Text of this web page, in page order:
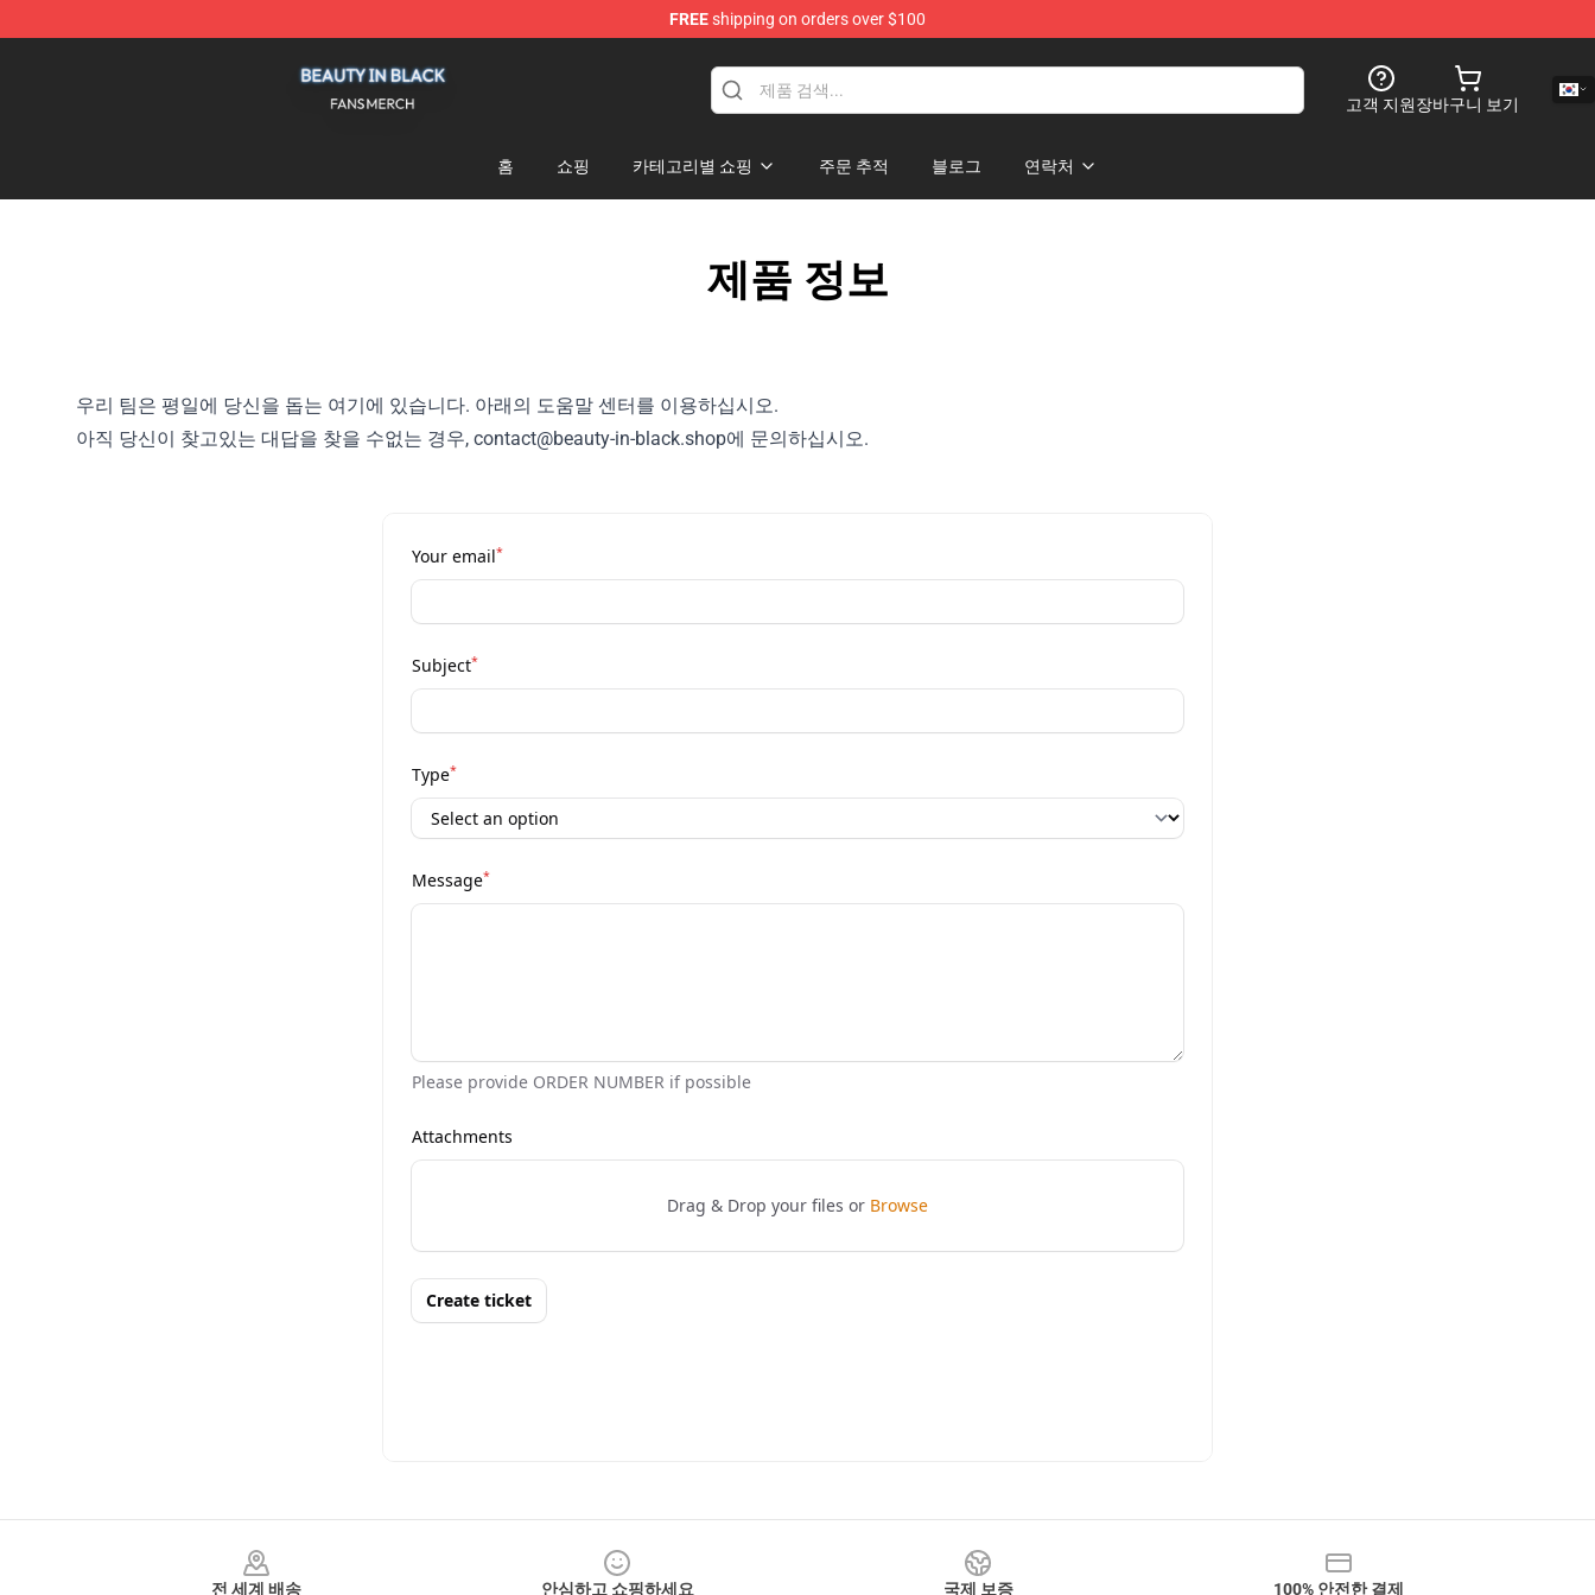
FREEshipping on orders over $100
고객 지원장바구니 보기
홈 쇼핑 카테고리별 쇼핑 주문 추적 블로그 연락처
제품 정보
우리 팀은 평일에 당신을 돕는 여기에 있습니다. 아래의 도움말 센터를 이용하십시오.
아직 당신이 찾고있는 대답을 찾을 수없는 경우, contact@beauty-in-black.shop에 문의하십시오.
전 세계 배송 안심하고 쇼핑하세요 국제 보증 100% 안전한 결제